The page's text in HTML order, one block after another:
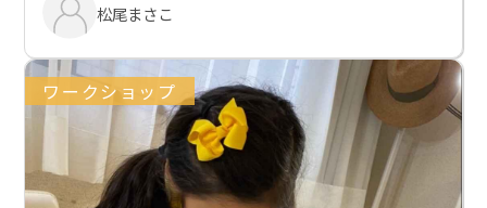
松尾まさこ
ワークショップ